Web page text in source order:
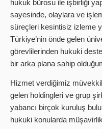
hukuk bürosu ile işbirliği
sayesinde, olaylara ve
süreçleri kesintisiz izleme
Türkiye’nin önde gelen
görevlilerinden hukuki
bir arka plana sahip
Hizmet verdiğimiz
gelen holdingleri ve grup
yabancı birçok kuruluş
hukuki konularda